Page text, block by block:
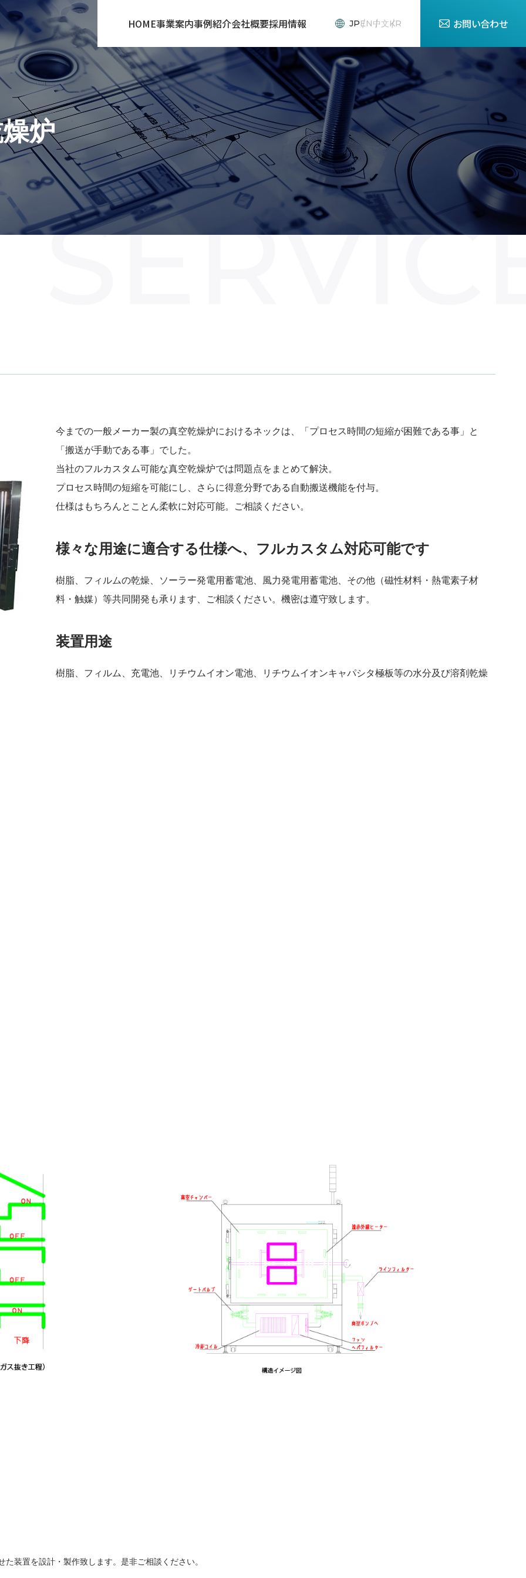
HOME事業案内事例紹介会社概要採用情報 JPEN中文KR お問い合わせ
炉
今までの一般メーカー製の真空乾燥炉におけるネックは、「プロセス時間の短縮が困難である事」と
「搬送が手動である事」でした。
当社のフルカスタム可能な真空乾燥炉では問題点をまとめて解決。
プロセス時間の短縮を可能にし、さらに得意分野である自動搬送機能を付与。
仕様はもちろんとことん柔軟に対応可能。ご相談ください。
様々な用途に適合する仕様へ、フルカスタム対応可能です
樹脂、フィルムの乾燥、ソーラー発電用蓄電池、風力発電用蓄電池、その他（磁性材料・熱電素子材
料・触媒）等共同開発も承ります、ご相談ください。機密は遵守致します。
装置用途
樹脂、フィルム、充電池、リチウムイオン電池、リチウムイオンキャパシタ極板等の水分及び溶剤乾燥
装置を設計・製作致します。是非ご相談ください。